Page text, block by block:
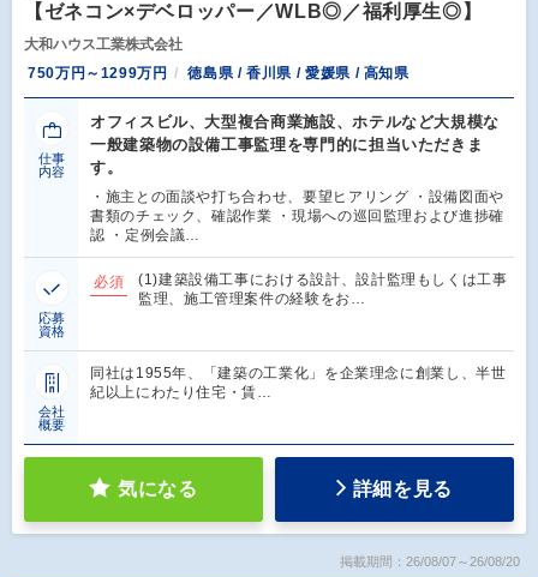
【ゼネコン×デベロッパー／WLB◎／福利厚生◎】
大和ハウス工業株式会社
750万円～1299万円
徳島県 / 香川県 / 愛媛県 / 高知県
仕事
内容
オフィスビル、大型複合商業施設、ホテルなど大規模な
一般建築物の設備工事監理を専門的に担当いただきま
す。
・施主との面談や打ち合わせ、要望ヒアリング ・設備図面や
書類のチェック、確認作業 ・現場への巡回監理および進捗確
認 ・定例会議…
応募
資格
必須
(1)建築設備工事における設計、設計監理もしくは工事
監理、施工管理案件の経験をお…
会社
概要
同社は1955年、「建築の工業化」を企業理念に創業し、半世
紀以上にわたり住宅・賃…
気になる 詳細を見る
掲載期間：26/08/07～26/08/20